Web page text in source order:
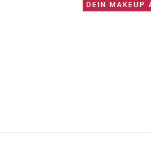
DEIN MAKEUP